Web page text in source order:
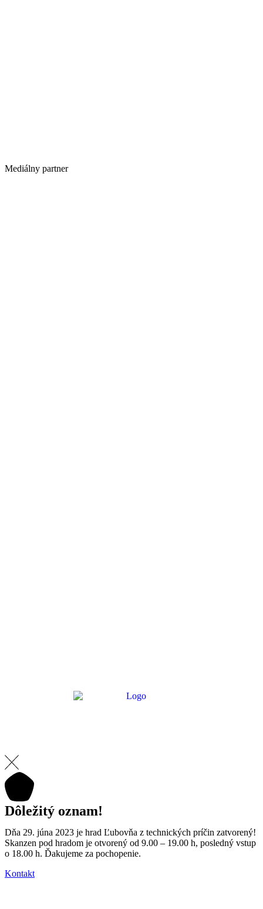
Mediálny partner
Dôležitý oznam!
Dňa 29. júna 2023 je hrad Ľubovňa z technických príčin zatvorený!
Skanzen pod hradom je otvorený od 9.00 – 19.00 h, posledný vstup
o 18.00 h. Ďakujeme za pochopenie.
Kontakt